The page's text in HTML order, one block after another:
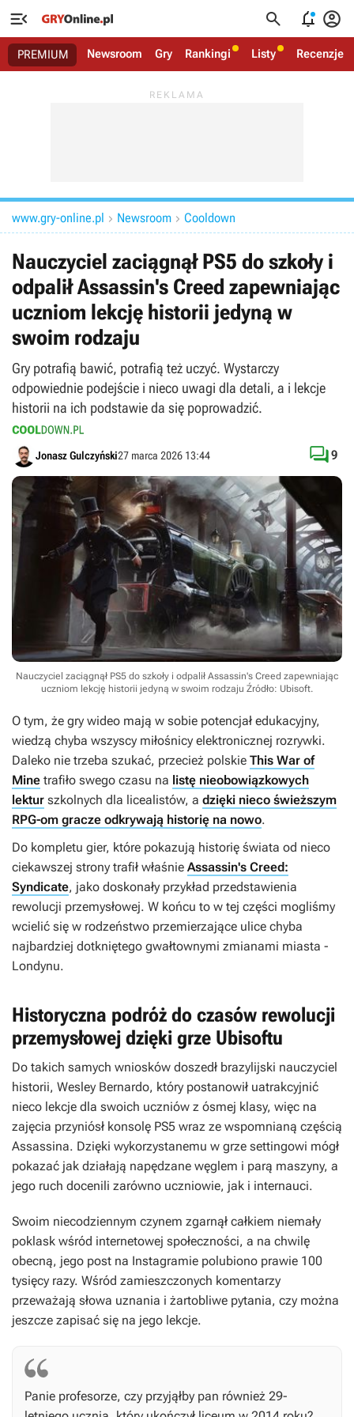
   
PREMIUM Newsroom Gry Rankingi Listy Recenzje
www.gry-online.pl  Newsroom  Cooldown
Nauczyciel zaciągnął PS5 do szkoły i
odpalił Assassin's Creed zapewniając
uczniom lekcję historii jedyną w
swoim rodzaju
Gry potrafią bawić, potrafią też uczyć. Wystarczy
odpowiednie podejście i nieco uwagi dla detali, a i lekcje
historii na ich podstawie da się poprowadzić.
Jonasz Gulczyński27 marca 2026 13:44 9
Nauczyciel zaciągnął PS5 do szkoły i odpalił Assassin's Creed zapewniając
uczniom lekcję historii jedyną w swoim rodzaju Źródło: Ubisoft.
O tym, że gry wideo mają w sobie potencjał edukacyjny,
wiedzą chyba wszyscy miłośnicy elektronicznej rozrywki.
Daleko nie trzeba szukać, przecież polskie This War of
Mine trafiło swego czasu na listę nieobowiązkowych
lektur szkolnych dla licealistów, a dzięki nieco świeższym
RPG-om gracze odkrywają historię na nowo.
Do kompletu gier, które pokazują historię świata od nieco
ciekawszej strony trafił właśnie Assassin's Creed:
Syndicate, jako doskonały przykład przedstawienia
rewolucji przemysłowej. W końcu to w tej części mogliśmy
wcielić się w rodzeństwo przemierzające ulice chyba
najbardziej dotkniętego gwałtownymi zmianami miasta -
Londynu.
Historyczna podróż do czasów rewolucji
przemysłowej dzięki grze Ubisoftu
Do takich samych wniosków doszedł brazylijski nauczyciel
historii, Wesley Bernardo, który postanowił uatrakcyjnić
nieco lekcje dla swoich uczniów z ósmej klasy, więc na
zajęcia przyniósł konsolę PS5 wraz ze wspomnianą częścią
Assassina. Dzięki wykorzystanemu w grze settingowi mógł
pokazać jak działają napędzane węglem i parą maszyny, a
jego ruch docenili zarówno uczniowie, jak i internauci.
Swoim niecodziennym czynem zgarnął całkiem niemały
poklask wśród internetowej społeczności, a na chwilę
obecną, jego post na Instagramie polubiono prawie 100
tysięcy razy. Wśród zamieszczonych komentarzy
przeważają słowa uznania i żartobliwe pytania, czy można
jeszcze zapisać się na jego lekcje.
Panie profesorze, czy przyjąłby pan również 29-